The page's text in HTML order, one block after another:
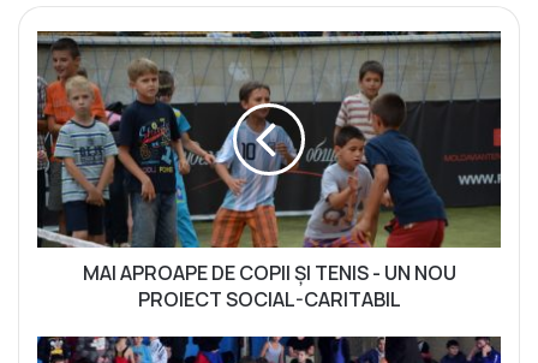
M
A
I
A
P
R
O
P
C
MAI APROAPE DE COPII ȘI TENIS - UN NOU
PROIECT SOCIAL-CARITABIL
C